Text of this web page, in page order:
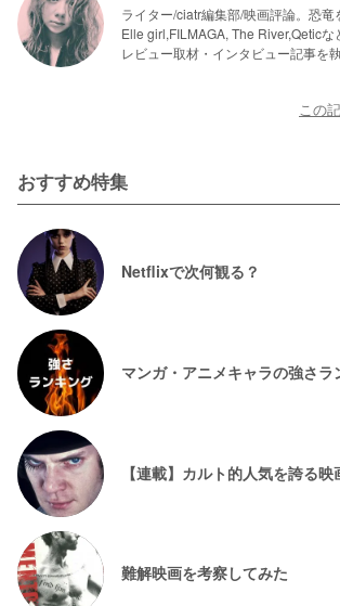
ライター/ciatr編集部/映画評論。恐竜
Elle girl,FILMAGA, The River,Qetic
レビュー取材・インタビュー記事を執
この
おすすめ特集
Netflixで次何観る？
マンガ・アニメキャラの強さラ
【連載】カルト的人気を誇る映
難解映画を考察してみた